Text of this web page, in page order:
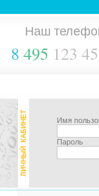
Наш
8 495 123
Имя
Пароль